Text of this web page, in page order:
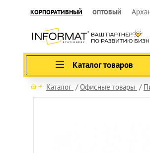
КОРПОРАТИВНЫЙ ОПТОВЫЙ
Каталог товаров
Каталог Офисные товары